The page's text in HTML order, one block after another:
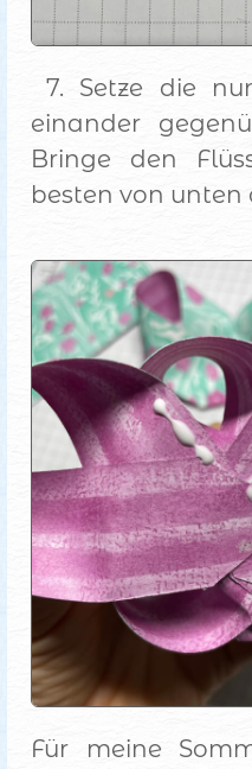
7. Setze die
einander
Bringe den
besten von unten
Für meine